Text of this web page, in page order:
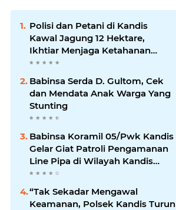
Polisi dan Petani di Kandis
Kawal Jagung 12 Hektare,
Ikhtiar Menjaga Ketahanan
Pangan
Babinsa Serda D. Gultom, Cek
dan Mendata Anak Warga Yang
Stunting
Babinsa Koramil 05/Pwk Kandis
Gelar Giat Patroli Pengamanan
Line Pipa di Wilayah Kandis
Kandis
“Tak Sekadar Mengawal
Keamanan, Polsek Kandis Turun